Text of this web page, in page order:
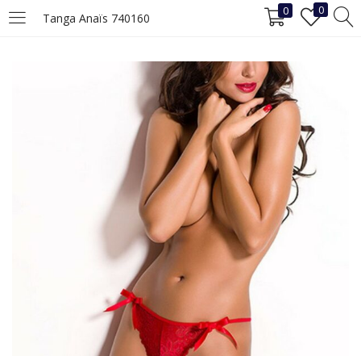
Tanga Anaïs 740160 0 0
INICIAR SESIÓN REGISTRO
Ingrese su nombre de usuario y contraseña para iniciar sesión.
Iniciar Sesión
¿Ha perdido la contraseña?